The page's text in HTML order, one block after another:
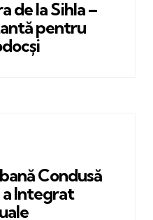
de la Sihla –
pentru
Condusă
a Integrat